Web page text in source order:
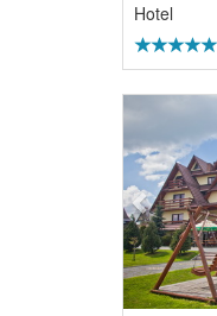
Hotel